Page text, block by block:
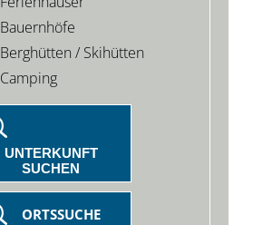
Bauernhöfe
Berghütten / Skihütten
Camping
UNTERKUNFT
SUCHEN
ORTSSUCHE